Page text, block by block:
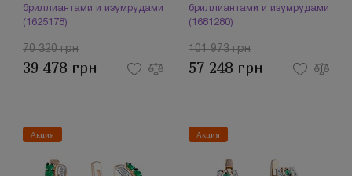
бриллиантами и изумрудами
(1625178)
70 320 грн
39 478 грн
бриллиантами и изумрудами
(1681280)
101 973 грн
57 248 грн
Акция Акция